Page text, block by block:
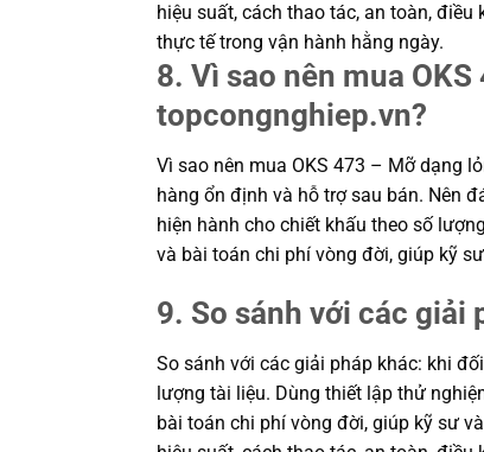
hiệu suất, cách thao tác, an toàn,
thực tế trong vận hành hằng ngày.
8. Vì sao nên mua
topcongnghiep.vn?
Vì sao nên mua OKS 473 – Mỡ dạng
hàng ổn định và hỗ trợ sau bán. Nên
hiện hành cho chiết khấu theo số
và bài toán chi phí vòng đời, giúp kỹ
9. So sánh với các
So sánh với các giải pháp khác: khi
lượng tài liệu. Dùng thiết lập thử
bài toán chi phí vòng đời, giúp kỹ sư